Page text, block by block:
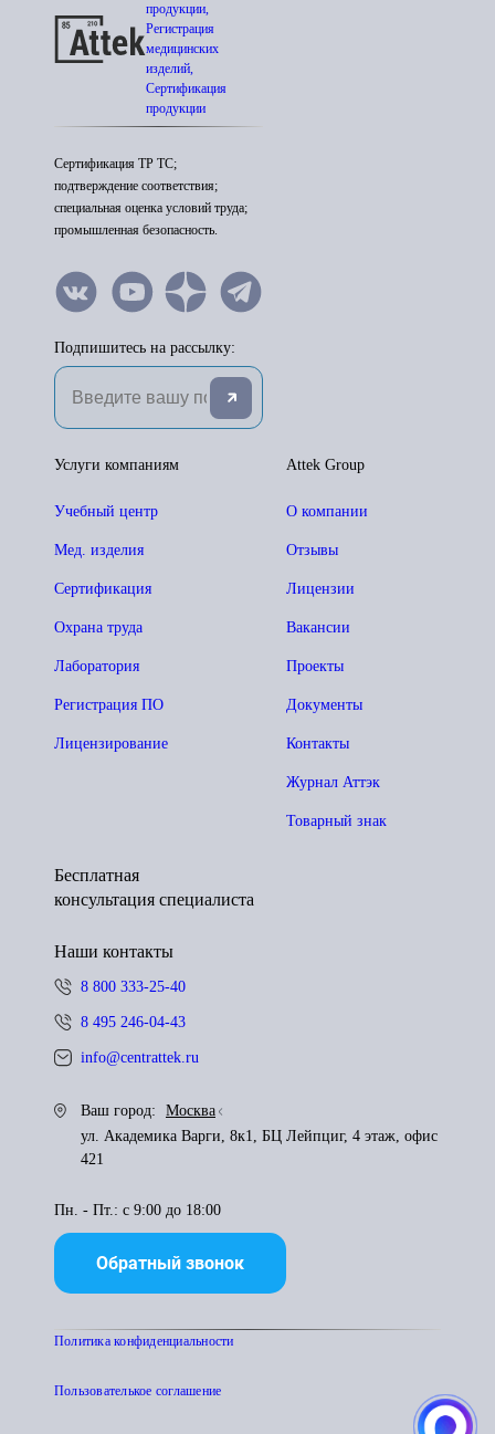
продукции,
Регистрация
медицинских
изделий,
Сертификация
продукции
Сертификация ТР ТС;
подтверждение соответствия;
специальная оценка условий труда;
промышленная безопасность.
Подпишитесь на рассылку:
Attek Group
О компании
Отзывы
Лицензии
Вакансии
Проекты
Документы
Контакты
Журнал Аттэк
Товарный знак
Услуги компаниям
Учебный центр
Мед. изделия
Сертификация
Охрана труда
Лаборатория
Регистрация ПО
Лицензирование
Бесплатная
консультация специалиста
Наши контакты
8 800 333-25-40
8 495 246-04-43
info@centrattek.ru
Ваш город:
Москва
ул. Академика Варги, 8к1, БЦ Лейпциг, 4 этаж, офис
421
Пн. - Пт.: с 9:00 до 18:00
Обратный звонок
Политика конфиденциальности
Пользователькое соглашение